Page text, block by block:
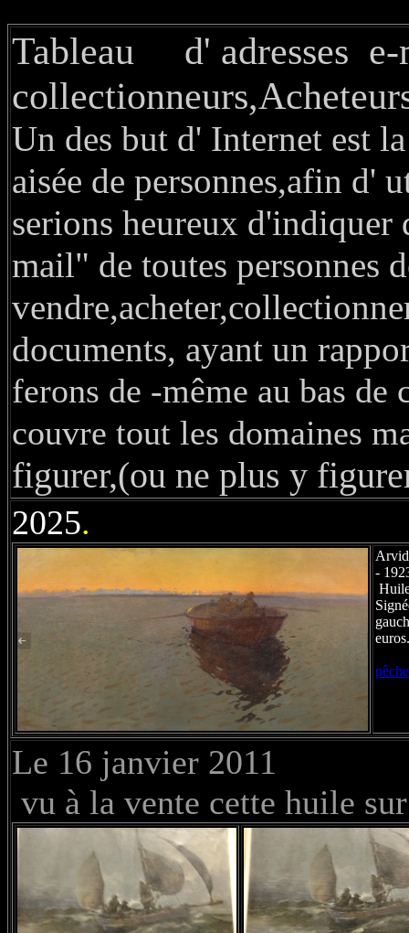
Tableau d' adresses e-
Un des but d' Internet est
aisée de personnes,afin d'
serions heureux d'indiquer
mail" de toutes personnes
documents, ayant un
ferons de -même au bas de
couvre tout les domaines
figurer,(ou ne plus y
2025.
-
euros.
pêche
Le 16 janvier 2011
vu à la vente cette huile